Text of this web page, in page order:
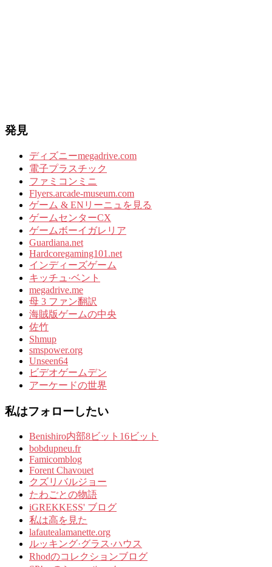
発見
ディズニーmegadrive.com
電子プラスチック
ファミコンミニ
Flyers.arcade-museum.com
ゲーム & ENリーニュを見る
ゲームセンターCX
ゲームボーイガレリア
Guardiana.net
Hardcoregaming101.net
インディーズゲーム
キッチュ·ベント
megadrive.me
母 3 ファン翻訳
海賊版ゲームの中央
佐竹
Shmup
smspower.org
Unseen64
ビデオゲームデン
アーケードの世界
私はフォローしたい
Benishiro内部8ビット16ビット
bobdupneu.fr
Famicomblog
Forent Chavouet
クズリバルジョー
たわごとの物語
iGREKKESS' ブログ
私は高を見た
lafautealamanette.org
ルッキング·グラス·ハウス
Rhodのコレクションブログ